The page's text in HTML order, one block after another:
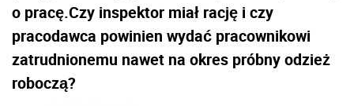
o pracę.Czy inspektor miał rację i czy
pracodawca powinien wydać pracownikowi
zatrudnionemu nawet na okres próbny odzież
roboczą?